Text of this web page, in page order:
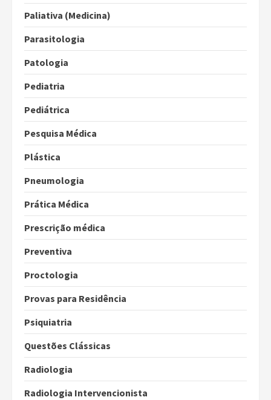
Paliativa (Medicina)
Parasitologia
Patologia
Pediatria
Pediátrica
Pesquisa Médica
Plástica
Pneumologia
Prática Médica
Prescrição médica
Preventiva
Proctologia
Provas para Residência
Psiquiatria
Questões Clássicas
Radiologia
Radiologia Intervencionista